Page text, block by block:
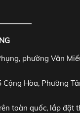
phường Văn
Hòa, Phường
toàn quốc, lắp đặt